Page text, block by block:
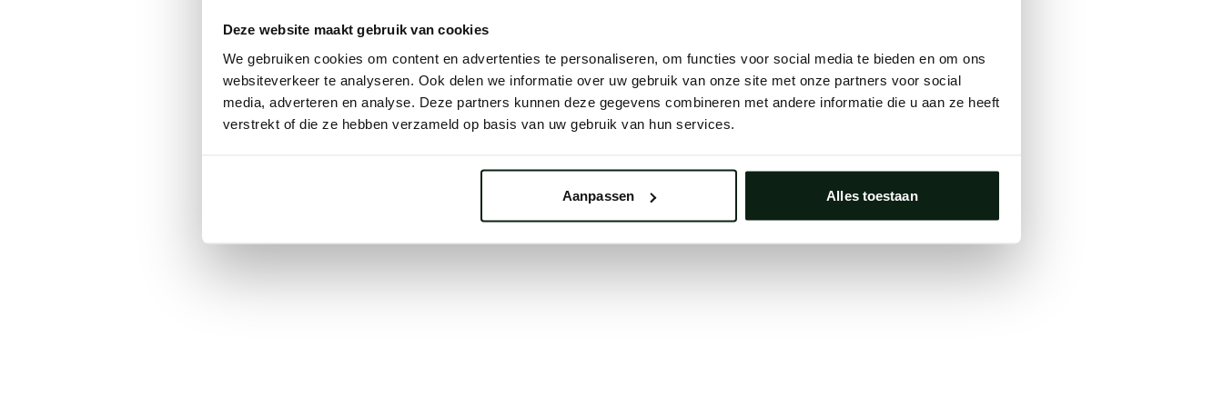
Deze website maakt gebruik van cookies
We gebruiken cookies om content en advertenties te personaliseren, om functies voor social media te bieden en om ons
websiteverkeer te analyseren. Ook delen we informatie over uw gebruik van onze site met onze partners voor social
media, adverteren en analyse. Deze partners kunnen deze gegevens combineren met andere informatie die u aan ze heeft
verstrekt of die ze hebben verzameld op basis van uw gebruik van hun services.
Aanpassen Alles toestaan
try waiting a moment or reopening your browser.
Clearing your browser cache may also help in some cases.
We apologize for the inconvenience.